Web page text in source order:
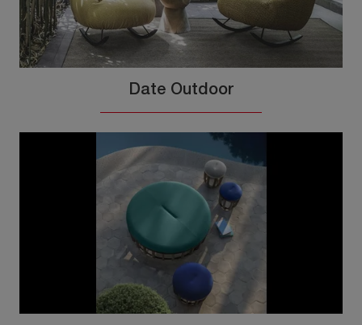
Date Outdoor